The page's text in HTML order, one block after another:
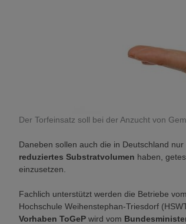
Der Torfeinsatz soll bei der Anzucht von
Daneben sollen auch die in Deutschland
reduziertes Substratvolumen haben,
einzusetzen.
Fachlich unterstützt werden die Betriebe
Hochschule Weihenstephan-Triesdorf
Vorhaben ToGeP wird vom